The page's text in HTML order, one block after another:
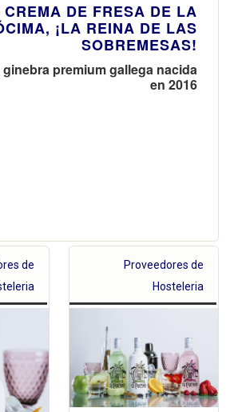
CREMA DE FRESA DE LA
¡LA REINA DE LAS
SOBREMESAS!
ginebra premium gallega nacida
en 2016
de
Proveedores de
Hosteleria